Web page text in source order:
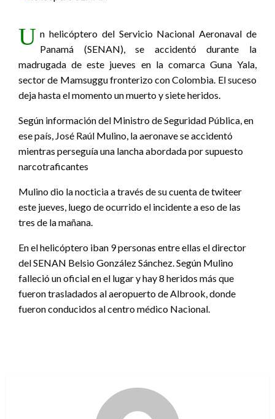
U n helicóptero del Servicio Nacional Aeronaval de
Panamá (SENAN), se accidentó durante la
madrugada de este jueves en la comarca Guna Yala,
sector de Mamsuggu fronterizo con Colombia. El suceso
deja hasta el momento un muerto y siete heridos.
Según información del Ministro de Seguridad Pública, en
ese país, José Raúl Mulino, la aeronave se accidentó
mientras perseguía una lancha abordada por supuesto
narcotraficantes
Mulino dio la nocticia a través de su cuenta de twiteer
este jueves, luego de ocurrido el incidente a eso de las
tres de la mañana.
En el helicóptero iban 9 personas entre ellas el director
del SENAN Belsio González Sánchez. Según Mulino
falleció un oficial en el lugar y hay 8 heridos más que
fueron trasladados al aeropuerto de Albrook, donde
fueron conducidos al centro médico Nacional.